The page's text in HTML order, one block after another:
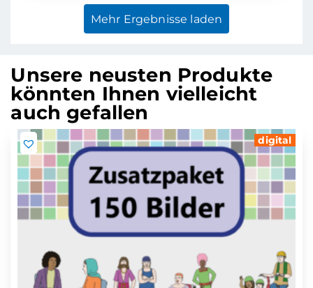
Mehr Ergebnisse laden
Unsere neusten Produkte
könnten Ihnen vielleicht
auch gefallen
digital